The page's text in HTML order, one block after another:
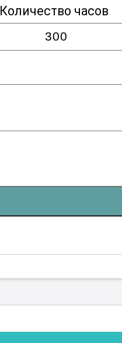
Количество часов